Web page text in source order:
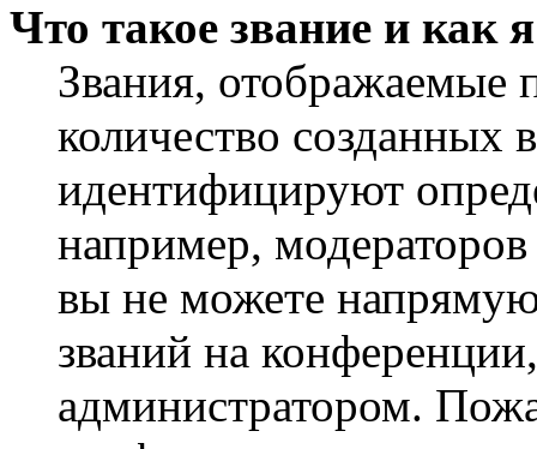
Что такое звание и как
Звания,
количество
идентифицируют
например,
вы не можете
званий на
администратором.